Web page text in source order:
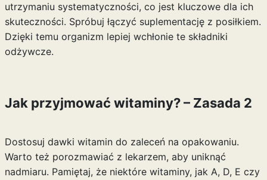
utrzymaniu systematyczności, co jest kluczowe dla ich
skuteczności. Spróbuj łączyć suplementację z posiłkiem.
Dzięki temu organizm lepiej wchłonie te składniki
odżywcze.
Jak przyjmować witaminy? – Zasada 2
Dostosuj dawki witamin do zaleceń na opakowaniu.
Warto też porozmawiać z lekarzem, aby uniknąć
nadmiaru. Pamiętaj, że niektóre witaminy, jak A, D, E czy